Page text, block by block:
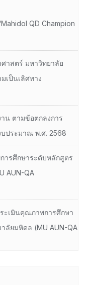
QD Champion
าสตร์ มหาวิทยาลัย
เป็นเลิศทาง
น ตามข้อตกลงการ
ประมาณ พ.ศ. 2568
ารศึกษาระดับหลักสูตร
AUN-QA
ะเมินคุณภาพการศึกษา
ลัยมหิดล (MU AUN-QA